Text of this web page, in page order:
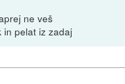
ne veš
in pelat iz zadaj